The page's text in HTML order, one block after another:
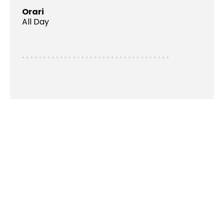
Orari
All Day